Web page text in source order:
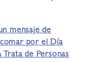
mensaje de
por el Día
de Personas